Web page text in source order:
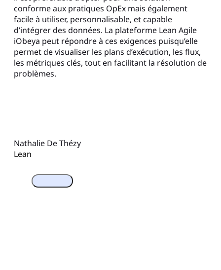
conforme aux pratiques OpEx mais également
facile à utiliser, personnalisable, et capable
d’intégrer des données. La plateforme Lean Agile
iObeya peut répondre à ces exigences puisqu’elle
permet de visualiser les plans d’exécution, les flux,
les métriques clés, tout en facilitant la résolution de
problèmes.
Nathalie De Thézy
Lean